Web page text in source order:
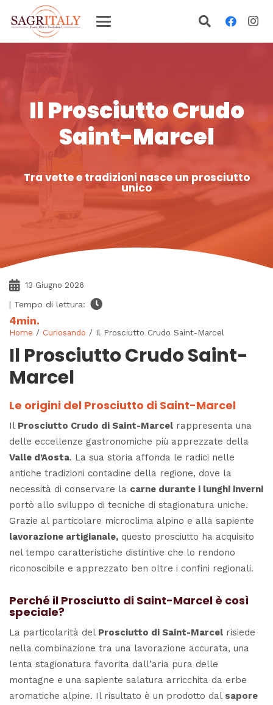
Il Prosciutto Crudo
Saint-Marcel
Tra vette e tradizioni nasce un prosciutto
unico
13 Giugno 2026
| Tempo di lettura:
4min.
Home / Curiosando / Il Prosciutto Crudo Saint-Marcel
Il Prosciutto Crudo Saint-
Marcel
Le origini del Prosciutto di Saint-Marcel
Il Prosciutto Crudo di Saint-Marcel rappresenta una
delle eccellenze gastronomiche più apprezzate della
Valle d’Aosta. La sua storia affonda le radici nelle
antiche tradizioni contadine della regione, dove la
necessità di conservare la carne durante i lunghi inverni
portò allo sviluppo di tecniche di stagionatura uniche.
Grazie al particolare microclima alpino e alla sapiente
lavorazione artigianale, questo prosciutto ha acquisito
nel tempo caratteristiche distintive che lo rendono
riconoscibile e apprezzato ben oltre i confini regionali.
Perché il Prosciutto di Saint-Marcel è così
speciale?
La particolarità del Prosciutto di Saint-Marcel risiede
nella combinazione tra una lavorazione accurata, una
lenta stagionatura favorita dall’aria pura delle
montagne e una sapiente salatura arricchita da erbe
aromatiche alpine. Il risultato è un prodotto dal sapore